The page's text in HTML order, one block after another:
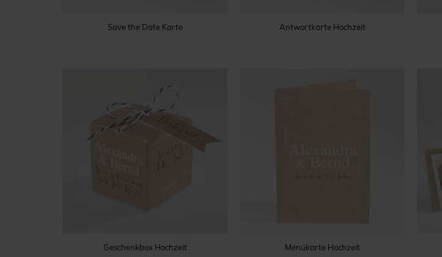
Save the Date Karte Antwortkarte Hochzeit
Geschenkbox Hochzeit Menükarte Hochzeit